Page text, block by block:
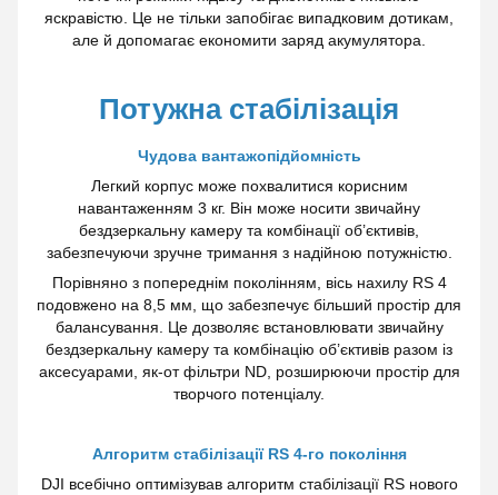
яскравістю. Це не тільки запобігає випадковим дотикам,
але й допомагає економити заряд акумулятора.
Потужна стабілізація
Чудова вантажопідйомність
Легкий корпус може похвалитися корисним
навантаженням 3 кг. Він може носити звичайну
бездзеркальну камеру та комбінації об’єктивів,
забезпечуючи зручне тримання з надійною потужністю.
Порівняно з попереднім поколінням, вісь нахилу RS 4
подовжено на 8,5 мм, що забезпечує більший простір для
балансування. Це дозволяє встановлювати звичайну
бездзеркальну камеру та комбінацію об’єктивів разом із
аксесуарами, як-от фільтри ND, розширюючи простір для
творчого потенціалу.
Алгоритм стабілізації RS 4-го покоління
DJI всебічно оптимізував алгоритм стабілізації RS нового